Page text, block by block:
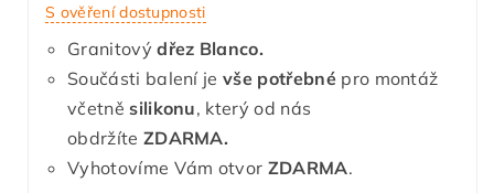
S ověření dostupnosti
Granitový dřez Blanco.
Součásti balení jevše potřebnépro montáž
včetněsilikonu, který od nás
obdržíte ZDARMA.
Vyhotovíme Vám otvor ZDARMA.